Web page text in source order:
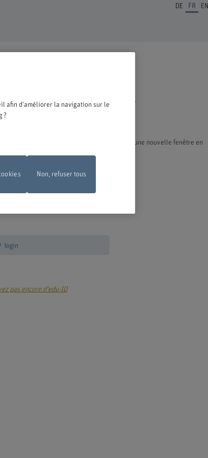
DE FR EN
notre institution et nous nous en réjouissons.
La fenêtre de connexion s'ouvre dans une nouvelle fenêtre en
login
pas encore d'edu-ID
afin d'améliorer la navigation sur le
?
Non, refuser tous